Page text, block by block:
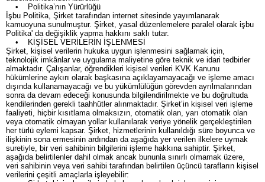
• Politika’nın Yürürlüğü
İşbu Politika, Şirket tarafından internet sitesinde yayımlanarak
kamuoyuna sunulmuştur. Şirket, yasal düzenlemelere paralel olarak işbu
Politika' da değişiklik yapma hakkını saklı tutar.
• KİŞİSEL VERİLERİN İŞLENMESİ
Şirket, kişisel verilerin hukuka uygun işlenmesini sağlamak için,
teknolojik imkânlar ve uygulama maliyetine göre teknik ve idari tedbirler
almaktadır. Çalışanlar, öğrendikleri kişisel verileri KVK Kanunu
hükümlerine aykırı olarak başkasına açıklayamayacağı ve işleme amacı
dışında kullanamayacağı ve bu yükümlülüğün görevden ayrılmalarından
sonra da devam edeceği konusunda bilgilendirilmekte ve bu doğrultuda
kendilerinden gerekli taahhütler alınmaktadır. Şirket’in kişisel veri işleme
faaliyeti, hiçbir kısıtlama olmaksızın, otomatik olan, yarı otomatik olan
veya otomatik olmayan yollar kullanılarak veriye yönelik gerçekleştirilen
her türlü eylemi kapsar. Şirket, hizmetlerinin kullanıldığı süre boyunca ve
ilişkinin sona ermesinin ardından da aşağıda yer verilen ilkelere uymak
suretiyle, bir veri sahibinin bilgilerini işleme hakkına sahiptir. Şirket,
aşağıda belirtilenler dahil olmak ancak bununla sınırlı olmamak üzere,
veri sahibinin veya veri sahibi tarafından belirtilen üçüncü tarafların kişisel
verilerini çeşitli amaçlarla işleyebilir: